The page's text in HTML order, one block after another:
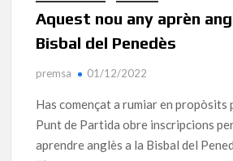
Aquest nou any aprèn
Bisbal del Penedès
premsa 01/12/2022
Has començat a rumiar en propòsits
Punt de Partida obre inscripcions
aprendre anglès a la Bisbal del